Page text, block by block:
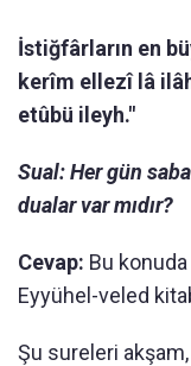
İstiğfârların en
kerîm ellezî lâ
etûbü ileyh."
Sual: Her gün
dualar var mıdır?
Cevap: Bu
Eyyühel-veled
Şu sureleri